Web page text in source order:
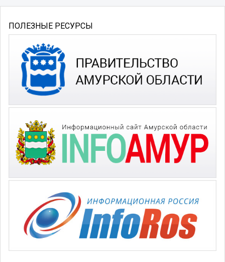
ПОЛЕЗНЫЕ РЕСУРСЫ